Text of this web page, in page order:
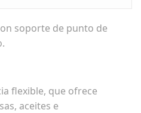
soporte de punto de
flexible, que ofrece
aceites e